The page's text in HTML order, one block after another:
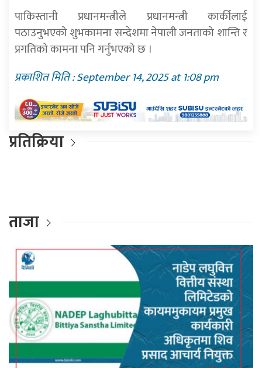
पाकिस्तानी प्रधानमन्त्रीले प्रधानमन्त्री कार्कीलाई
पठाउनुभएको शुभकामना सन्देशमा नेपाली जनताको शान्ति र
प्रगतिको कामना पनि गर्नुभएको छ ।
प्रकाशित मिति : September 14, 2025 at 1:08 pm
प्रतिक्रिया
ताजा